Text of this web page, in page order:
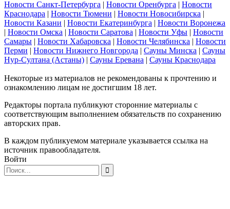
Новости Санкт-Петербурга | Новости Оренбурга | Новости
Краснодара | Новости Тюмени | Новости Новосибирска |
Новости Казани | Новости Екатеринбурга | Новости Воронежа
| Новости Омска | Новости Саратова | Новости Уфы | Новости
Самары | Новости Хабаровска | Новости Челябинска | Новости
Перми | Новости Нижнего Новгорода | Сауны Минска | Сауны
Нур-Султана (Астаны) | Сауны Еревана | Сауны Краснодара
Некоторые из материалов не рекомендованы к прочтению и
ознакомлению лицам не достигшим 18 лет.
Редакторы портала публикуют сторонние материалы с
соответствующим выполнением обязательств по сохранению
авторских прав.
В каждом публикуемом материале указывается ссылка на
источник правообладателя.
Войти